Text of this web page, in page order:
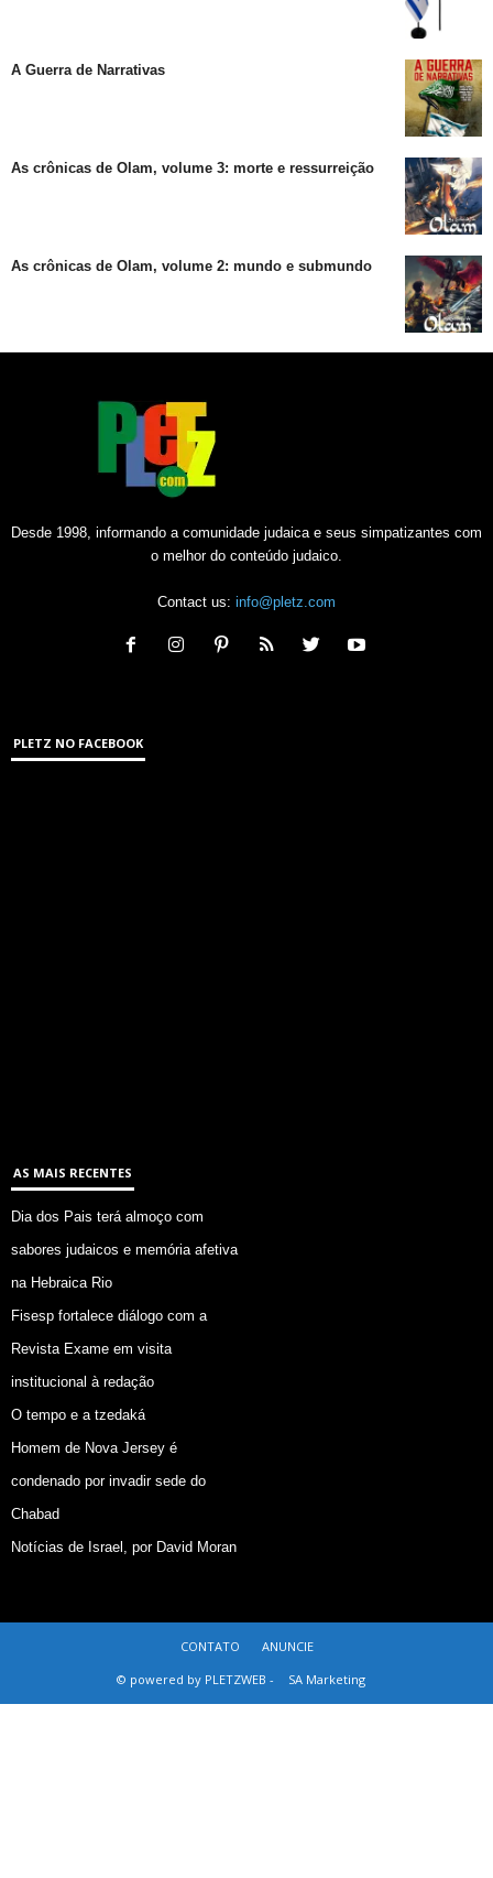
A Guerra de Narrativas
As crônicas de Olam, volume 3: morte e ressurreição
As crônicas de Olam, volume 2: mundo e submundo
Desde 1998, informando a comunidade judaica e seus simpatizantes com
o melhor do conteúdo judaico.
Contact us: info@pletz.com
PLETZ NO FACEBOOK
AS MAIS RECENTES
Dia dos Pais terá almoço com
sabores judaicos e memória afetiva
na Hebraica Rio
Fisesp fortalece diálogo com a
Revista Exame em visita
institucional à redação
O tempo e a tzedaká
Homem de Nova Jersey é
condenado por invadir sede do
Chabad
Notícias de Israel, por David Moran
CONTATO
ANUNCIE
© powered by PLETZWEB -
SA Marketing